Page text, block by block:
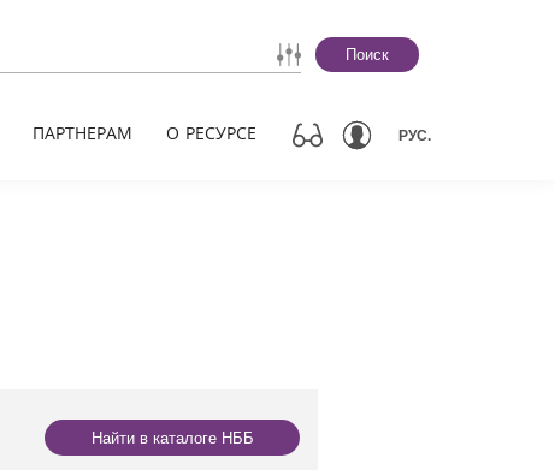
Поиск
ПАРТНЕРАМ О РЕСУРСЕ РУС.
Найти в каталоге НББ